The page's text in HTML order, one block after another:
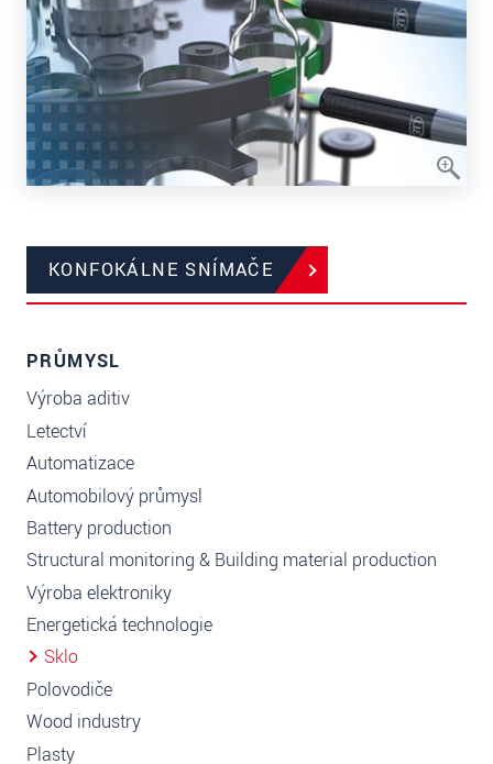
KONFOKÁLNE SNÍMAČE
PRŮMYSL
Výroba aditiv
Letectví
Automatizace
Automobilový průmysl
Battery production
Structural monitoring & Building material production
Výroba elektroniky
Energetická technologie
Sklo
Polovodiče
Wood industry
Plasty